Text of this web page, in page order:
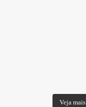
Veja mais